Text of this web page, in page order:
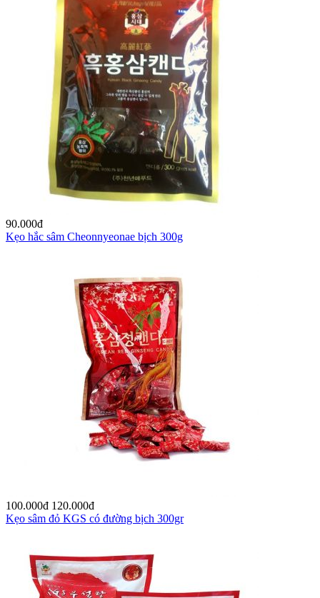
90.000đ
Kẹo hắc sâm Cheonnyeonae bịch 300g
100.000đ 120.000đ
Kẹo sâm đỏ KGS có đường bịch 300gr